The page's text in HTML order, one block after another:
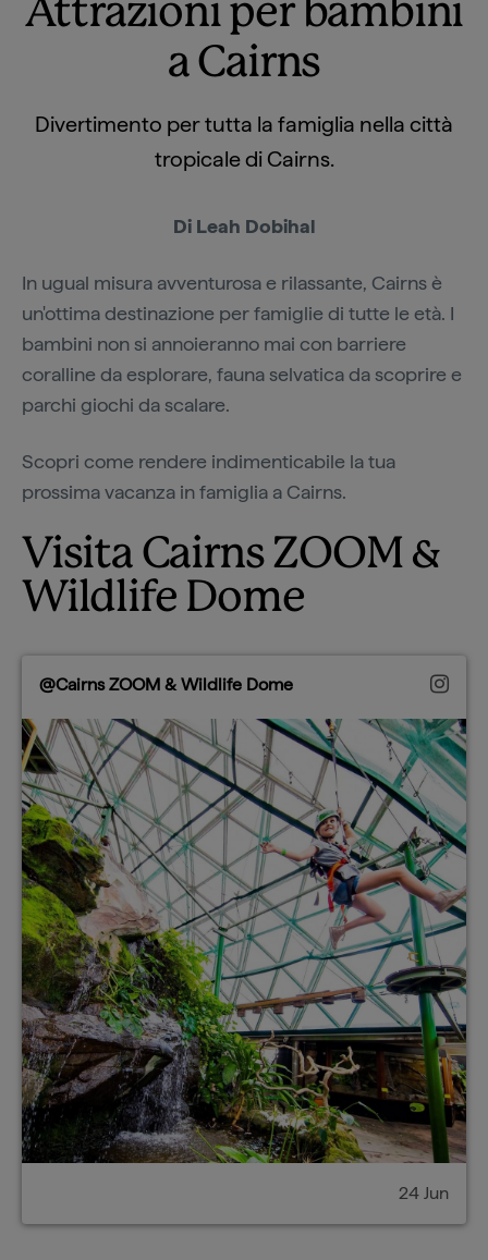
Attrazioni per bambini
a Cairns
Divertimento per tutta la famiglia nella città
tropicale di Cairns.
Di Leah Dobihal
In ugual misura avventurosa e rilassante, Cairns è
un'ottima destinazione per famiglie di tutte le età. I
bambini non si annoieranno mai con barriere
coralline da esplorare, fauna selvatica da scoprire e
parchi giochi da scalare.
Scopri come rendere indimenticabile la tua
prossima vacanza in famiglia a Cairns.
Visita Cairns ZOOM &
Wildlife Dome
@Cairns ZOOM & Wildlife Dome
24 Jun